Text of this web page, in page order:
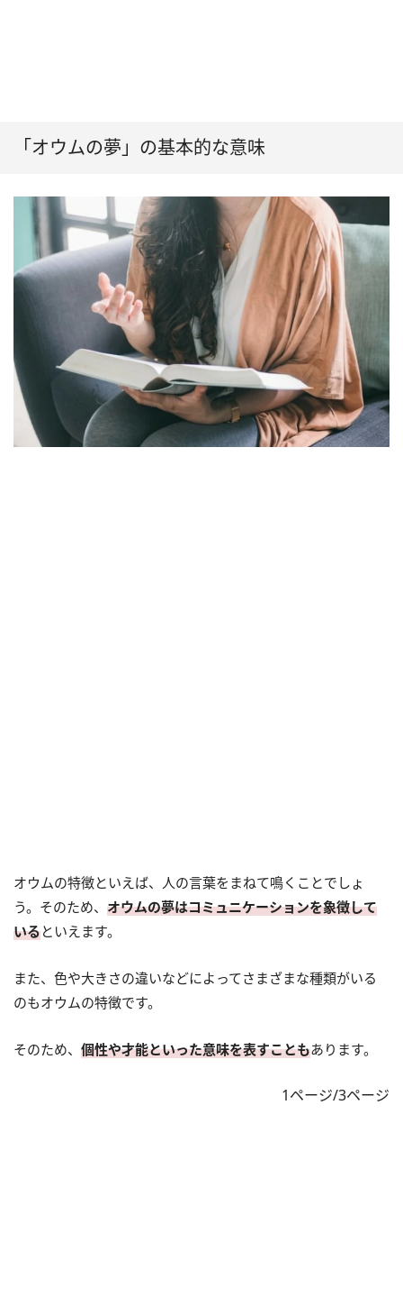
「オウムの夢」の基本的な意味
オウムの特徴といえば、人の言葉をまねて鳴くことでしょ
う。そのため、 オウムの夢はコミュニケーションを象徴して
いるといえます。
また、色や大きさの違いなどによってさまざまな種類がいる
のもオウムの特徴です。
そのため、 個性や才能といった意味を表すこともあります。
1ページ/3ページ